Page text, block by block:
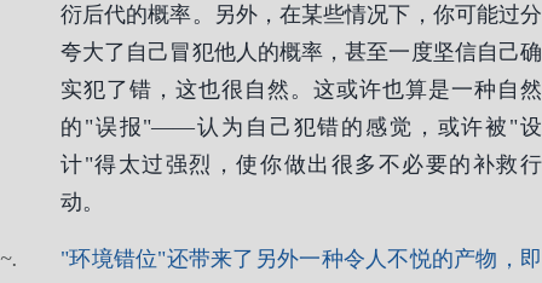
衍后代的概率。另外，在某些情况下，你可能过分
夸大了自己冒犯他人的概率，甚至一度坚信自己确
实犯了错，这也很自然。这或许也算是一种自然
的"误报"——认为自己犯错的感觉，或许被"设
计"得太过强烈，使你做出很多不必要的补救行
动。
.
"环境错位"还带来了另外一种令人不悦的产物，即